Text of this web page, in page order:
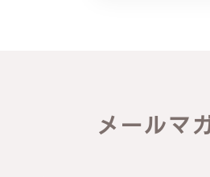
にご満足いただけたこ
メールマ